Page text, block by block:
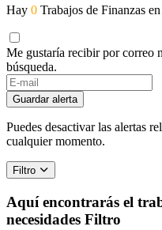
Hay 0 Trabajos de Finanzas
Me gustaría recibir por correo
búsqueda.
Guardar alerta
Puedes desactivar las alertas
cualquier momento.
Filtro
Aquí encontrarás el
necesidades Filtro